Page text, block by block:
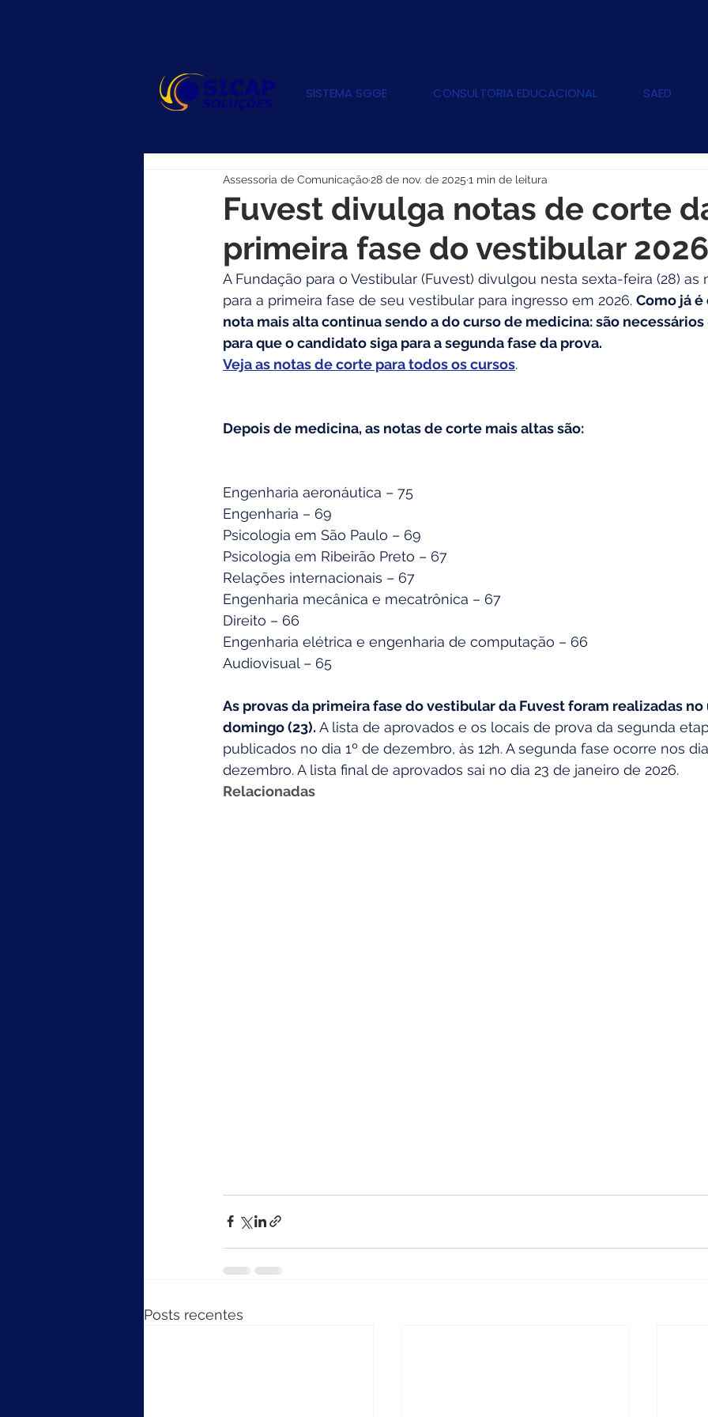
SISTEMA SGGE CONSULTORIA EDUCACIONAL SAED
Fuvest divulga notas de corte
primeira fase do vestibular 2026
Assessoria de Comunicação28 de nov. de 2025 1 min de leitura
A Fundação para o Vestibular (Fuvest) divulgou nesta sexta-feira (28) as
para a primeira fase de seu vestibular para ingresso em 2026. Como já é
nota mais alta continua sendo a do curso de medicina: são
para que o candidato siga para a segunda fase da prova.
Veja as notas de corte para todos os cursos.
Depois de medicina, as notas de corte mais altas são:
Engenharia aeronáutica – 75
Engenharia – 69
Psicologia em São Paulo – 69
Psicologia em Ribeirão Preto – 67
Relações internacionais – 67
Engenharia mecânica e mecatrônica – 67
Direito – 66
Engenharia elétrica e engenharia de computação – 66
Audiovisual – 65
As provas da primeira fase do vestibular da Fuvest foram realizadas
domingo (23). A lista de aprovados e os locais de prova da segunda
publicados no dia 1º de dezembro, às 12h. A segunda fase ocorre nos
dezembro. A lista final de aprovados sai no dia 23 de janeiro de 2026.
Relacionadas
Posts recentes